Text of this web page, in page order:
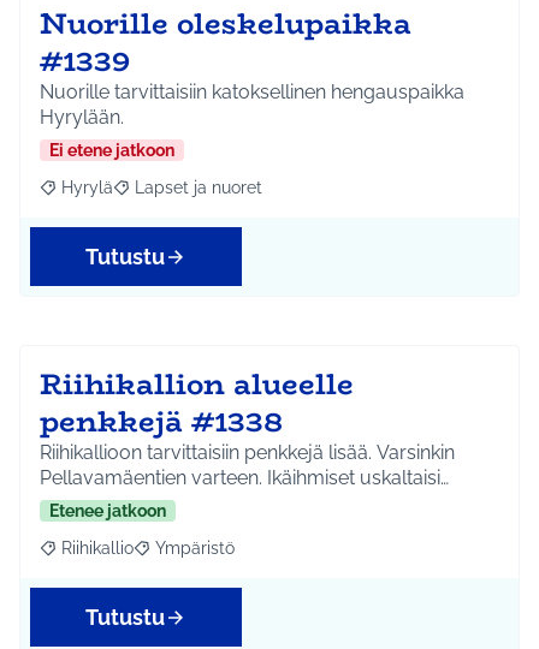
Nuorille oleskelupaikka
#1339
Nuorille tarvittaisiin katoksellinen hengauspaikka
Hyrylään.
Ei etene jatkoon
Rajaa tulokset aihepiirin mukaan: Hyrylä
Hyrylä Rajaa tulokset teeman mukaan: Lapset ja nuoret
Lapset ja nuoret
Tutustu
Riihikallion alueelle
penkkejä #1338
Riihikallioon tarvittaisiin penkkejä lisää. Varsinkin
Pellavamäentien varteen. Ikäihmiset uskaltaisi…
Etenee jatkoon
Rajaa tulokset aihepiirin mukaan: Riihikallio
Riihikallio Rajaa tulokset teeman mukaan: Ympäristö
Ympäristö
Tutustu